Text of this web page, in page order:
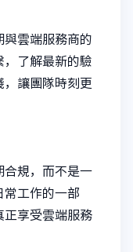
與雲端服務商的
，了解最新的驗
讓團隊時刻更
合規，而不是一
常工作的一部
正享受雲端服務